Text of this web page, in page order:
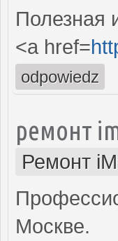
Полезная
<a href=
odpowiedz
ремонт
Ремонт
Москве.